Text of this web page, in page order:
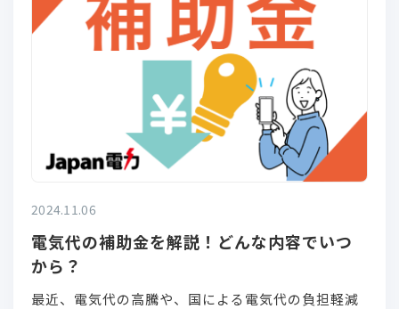
2024.11.06
電気代の補助金を解説！どんな内容でいつ
から？
最近、電気代の高騰や、国による電気代の負担軽減